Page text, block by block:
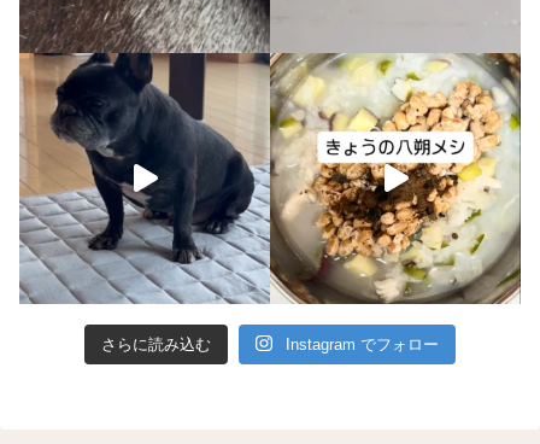
さらに読み込む Instagram でフォロー